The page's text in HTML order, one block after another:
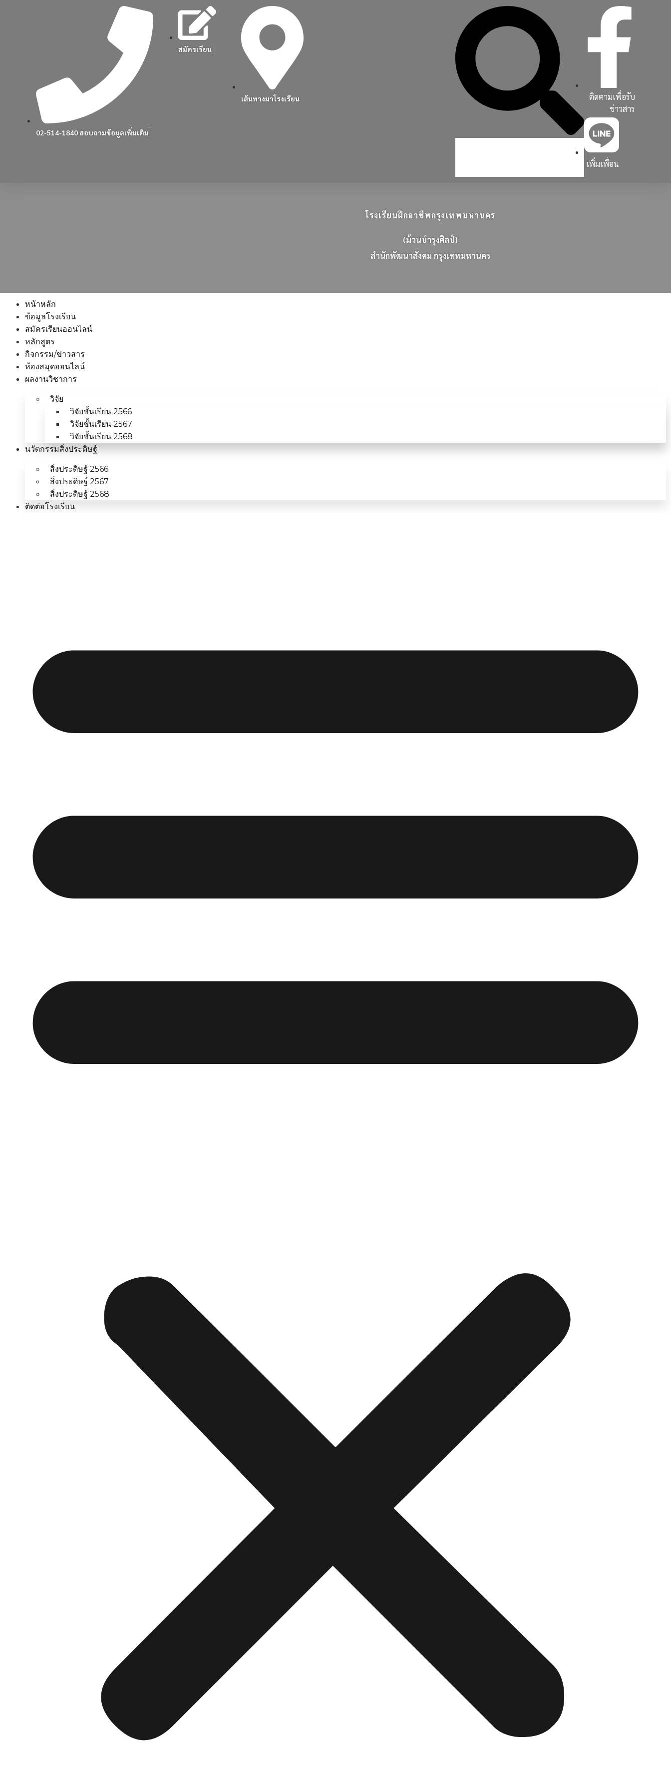
02-514-1840 สอบถามข้อมูลเพิ่มเติม
สมัครเรียน
เส้นทางมาโรงเรียน
ติดตามเพื่อรับ
ข่าวสาร
เพิ่มเพื่อน
โรงเรียนฝึกอาชีพกรุงเทพมหานคร
(ม้วนบำรุงศิลป์)
สนกพฒนาสงคม กรงเทพมหานคร
หน้าหลัก
ข้อมูลโรงเรียน
สมัครเรียนออนไลน์
หลักสูตร
กิจกรรม/ข่าวสาร
ห้องสมุดออนไลน์
ผลงานวิชาการ
วิจัย
วิจัยชั้นเรียน 2566
วิจัยชั้นเรียน 2567
วิจัยชั้นเรียน 2568
นวัตกรรมสิ่งประดิษฐ์
สิ่งประดิษฐ์ 2566
สิ่งประดิษฐ์ 2567
สิ่งประดิษฐ์ 2568
ติดต่อโรงเรียน